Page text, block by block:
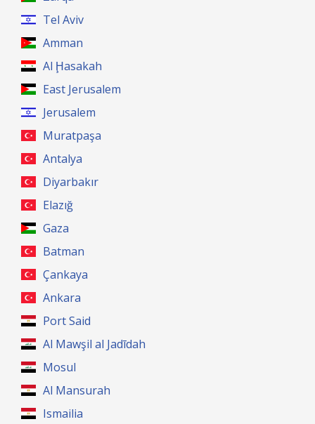
Tel Aviv
Amman
Al Ḩasakah
East Jerusalem
Jerusalem
Muratpaşa
Antalya
Diyarbakır
Elazığ
Gaza
Batman
Çankaya
Ankara
Port Said
Al Mawşil al Jadīdah
Mosul
Al Mansurah
Ismailia